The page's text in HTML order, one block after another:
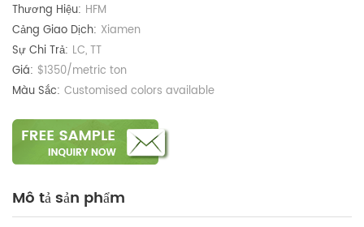
Thương Hiệu: HFM
Cảng Giao Dịch: Xiamen
Sự Chi Trả: LC, TT
Giá: $1350/metric ton
Màu Sắc: Customised colors available
Mô tả sản phẩm